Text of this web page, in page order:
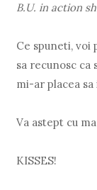
B.U. in action
Ce spuneti, voi
sa recunosc ca
mi-ar placea
Va astept cu
KISSES!